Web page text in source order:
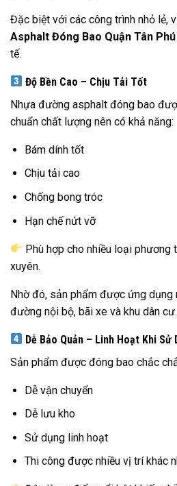
Đặc biệt với các công trình nhỏ lẻ,
Asphalt Đóng Bao Quận Tân Phú
tế.
Độ Bền Cao – Chịu Tải Tốt
Nhựa đường asphalt đóng bao
chuẩn chất lượng nên có khả năng:
Bám dính tốt
Chịu tải cao
Chống bong tróc
Hạn chế nứt vỡ
Phù hợp cho nhiều loại phương
xuyên.
Nhờ đó, sản phẩm được ứng dụng
đường nội bộ, bãi xe và khu dân cư.
Dễ Bảo Quản – Linh Hoạt Khi Sử
Sản phẩm được đóng bao chắc
Dễ vận chuyển
Dễ lưu kho
Sử dụng linh hoạt
Thi công được nhiều vị trí khác